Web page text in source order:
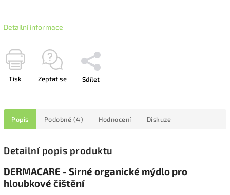
Detailní informace
Tisk Zeptat se Sdílet
Popis Podobné (4) Hodnocení Diskuze
Detailní popis produktu
DERMACARE - Sirné organické mýdlo pro
hloubkové čištění